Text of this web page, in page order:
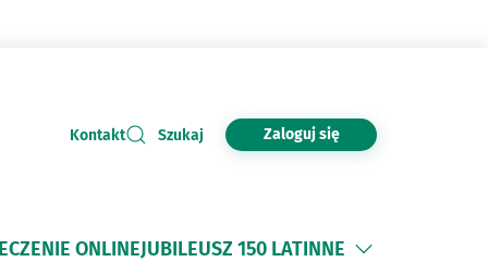
Kontakt Szukaj Zaloguj się
ONLINEJUBILEUSZ 150 LATINNE